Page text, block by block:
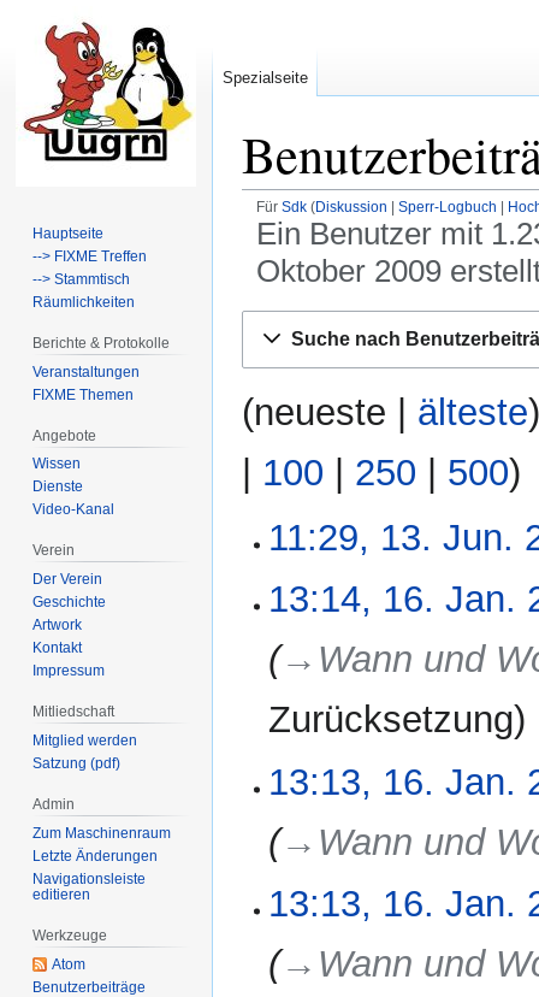
Für Sdk Diskussion Sperr-Logbuch
Ein Benutzer mit
Oktober 2009
Navigation
Suche
Suche nach
(neueste | älteste
| 100 | 250 | 500)
Juni11:29, 13. Jun.
e
n
B
a
r
e
t
n
g
Januar
2026
13:14, 16. Jan.
→‎Wann und
Zurücksetzung
13:13, 16. Jan.
→‎Wann und
13:13, 16. Jan.
→‎Wann und
Spezialseite
Hauptseite
--> FIXME Treffen
--> Stammtisch
Räumlichkeiten
Berichte & Protokolle
Veranstaltungen
FIXME Themen
Angebote
Wissen
Dienste
Video-Kanal
Verein
Der Verein
Geschichte
Artwork
Kontakt
Impressum
Mitliedschaft
Mitglied werden
Satzung (pdf)
Admin
Zum Maschinenraum
Letzte Änderungen
Navigationsleiste
editieren
Werkzeuge
Atom
Benutzerbeiträge